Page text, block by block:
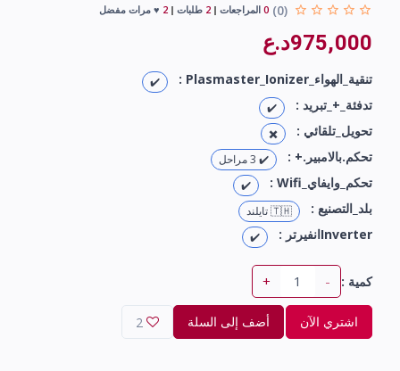
(0)
0 المراجعات 2 طلبات 2 ♥ مرات مفضل
975,000د.ع
تنقية_الهواء_Plasmaster_Ionizer : ✔️
تدفئة_+_تبريد : ✔️
تحويل_تلقائي : ✖️
تحكم.بالامبير.+ : ✔️ 3 مراحل
تحكم_وايفاي_Wifi : ✔️
بلد_التصنيع : 🇹🇭 تايلند
Inverterانفيرتر : ✔️
كمية : -
+
اشتري الآن أضف إلى السلة 2